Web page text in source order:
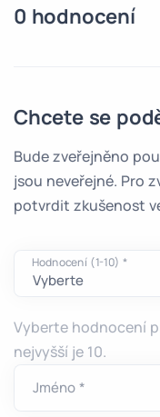
0 hodnocení
Chcete se
Bude zveřejněno
jsou neveřejné. Pro
potvrdit zkušenost
Hodnocení (1-10) *
Vyberte hodnocení
nejvyšší je 10.
Jméno *